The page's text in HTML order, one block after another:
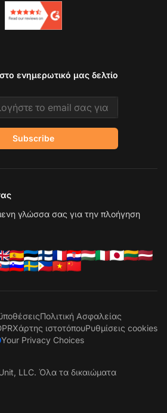
ενημερωτικό μας δελτίο
Subscribe
γλώσσα σας για την πλοήγηση
Πολιτική Ασφαλείας
Χάρτης ιστοτόπουΡυθμίσεις cookies
Your Privacy Choices
LLC. Όλα τα δικαιώματα